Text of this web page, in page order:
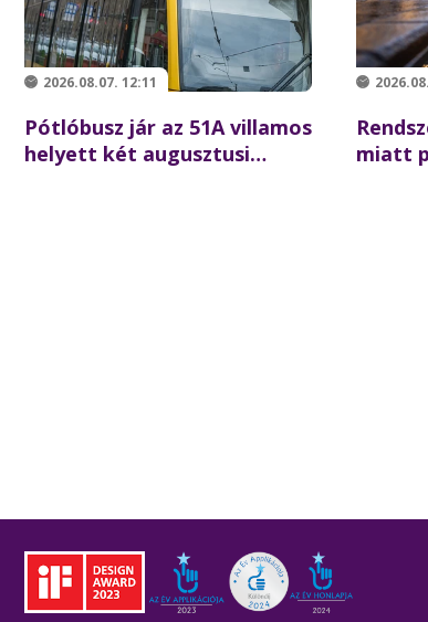
2026.08.07. 12:11
Pótlóbusz jár az 51A villamos
helyett két augusztusi
miatt